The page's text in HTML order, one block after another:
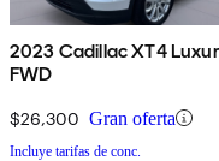
2023 Cadillac XT4
FWD
$26,300 Gran oferta
Incluye tarifas de conc.